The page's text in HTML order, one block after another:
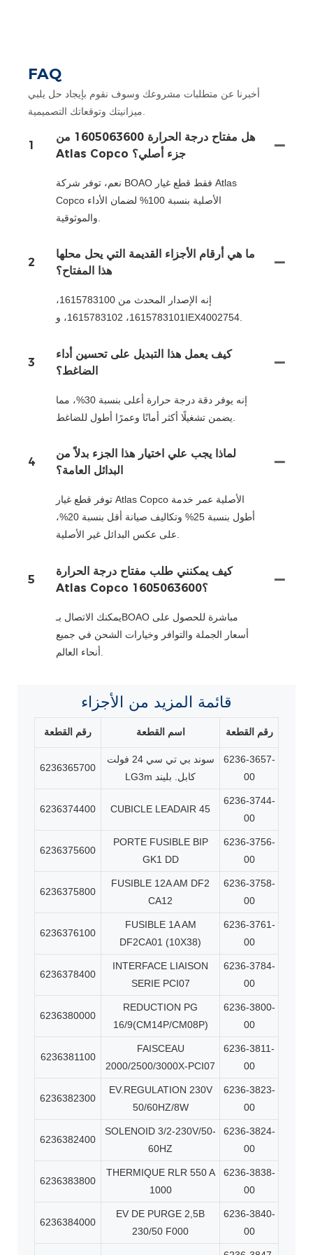
FAQ
أخبرنا عن متطلبات مشروعك وسوف نقوم بإيجاد حل يلبي
ميزانيتك وتوقعاتك التصميمية.
1
هل مفتاح درجة الحرارة 1605063600 من
Atlas Copco جزء أصلي؟
نعم، توفر شركة BOAO فقط قطع غيار Atlas
Copco الأصلية بنسبة 100% لضمان الأداء
2
ما هي أرقام الأجزاء القديمة التي يحل محلها
هذا المفتاح؟
إنه الإصدار المحدث من 1615783100،
1615783101، 1615783102، وIEX4002754.
3
كيف يعمل هذا التبديل على تحسين أداء
الضاغط؟
إنه يوفر دقة درجة حرارة أعلى بنسبة 30%، مما
4
لماذا يجب علي اختيار هذا الجزء بدلاً من
البدائل العامة؟
توفر قطع غيار Atlas Copco الأصلية عمر خدمة
أطول بنسبة 25% وتكاليف صيانة أقل بنسبة 20%،
على عكس البدائل غير الأصلية.
5
كيف يمكنني طلب مفتاح درجة الحرارة
Atlas Copco 1605063600؟
يمكنك الاتصال بـBOAO مباشرة للحصول على
أسعار الجملة والتوافر وخيارات الشحن في جميع
قائمة المزيد من الأجزاء
رقم القطعة اسم القطعة رقم القطعة
6236365700
سوند بي تي سي 24 فولت
LG3m كابل. بليند
6236-3657-
00
6236374400 CUBICLE LEADAIR 45
6236-3744-
00
6236375600
PORTE FUSIBLE BIP
GK1 DD
6236-3756-
00
6236375800
FUSIBLE 12A AM DF2
CA12
6236-3758-
00
6236376100
FUSIBLE 1A AM
DF2CA01 (10X38)
6236-3761-
00
6236378400
INTERFACE LIAISON
SERIE PCI07
6236-3784-
00
6236380000
REDUCTION PG
16/9(CM14P/CM08P)
6236-3800-
00
6236381100
FAISCEAU
2000/2500/3000X-PCI07
6236-3811-
00
6236382300
EV.REGULATION 230V
50/60HZ/8W
6236-3823-
00
6236382400
SOLENOID 3/2-230V/50-
60HZ
6236-3824-
00
6236383800
THERMIQUE RLR 550 A
1000
6236-3838-
00
6236384000
EV DE PURGE 2,5B
230/50 F000
6236-3840-
00